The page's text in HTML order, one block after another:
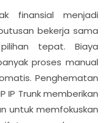
finansial menjadi
bekerja sama
tepat. Biaya
proses manual
Penghematan
IP Trunk memberikan
untuk memfokuskan